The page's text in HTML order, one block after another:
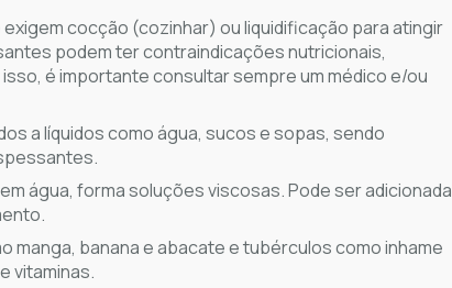
cocção (cozinhar) ou liquidificação para atingir
podem ter contraindicações nutricionais,
é importante consultar sempre um médico e/ou
a líquidos como água, sucos e sopas, sendo
água, forma soluções viscosas. Pode ser adicionada
manga, banana e abacate e tubérculos como inhame
vitaminas.